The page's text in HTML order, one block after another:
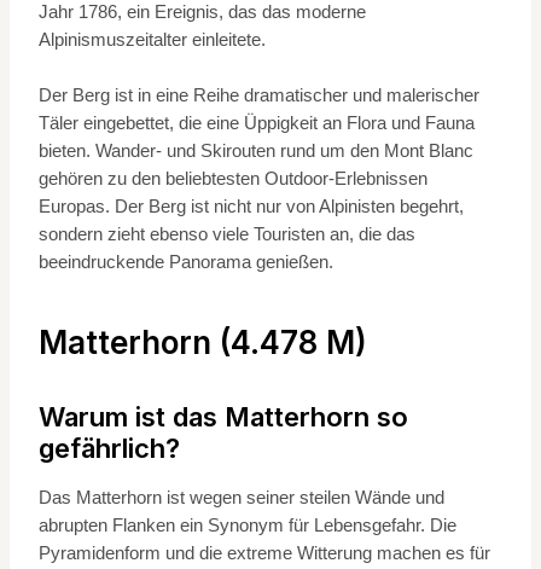
Jahr 1786, ein Ereignis, das das moderne
Alpinismuszeitalter einleitete.
Der Berg ist in eine Reihe dramatischer und malerischer
Täler eingebettet, die eine Üppigkeit an Flora und Fauna
bieten. Wander- und Skirouten rund um den Mont Blanc
gehören zu den beliebtesten Outdoor-Erlebnissen
Europas. Der Berg ist nicht nur von Alpinisten begehrt,
sondern zieht ebenso viele Touristen an, die das
beeindruckende Panorama genießen.
Matterhorn (4.478 M)
Warum ist das Matterhorn so
gefährlich?
Das Matterhorn ist wegen seiner steilen Wände und
abrupten Flanken ein Synonym für Lebensgefahr. Die
Pyramidenform und die extreme Witterung machen es für